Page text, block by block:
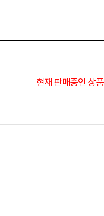
현재 판매중인 상